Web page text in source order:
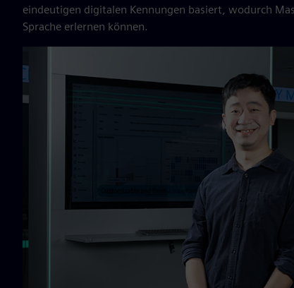
eindeutigen digitalen Kennungen basiert, wodurch
Sprache erlernen können.